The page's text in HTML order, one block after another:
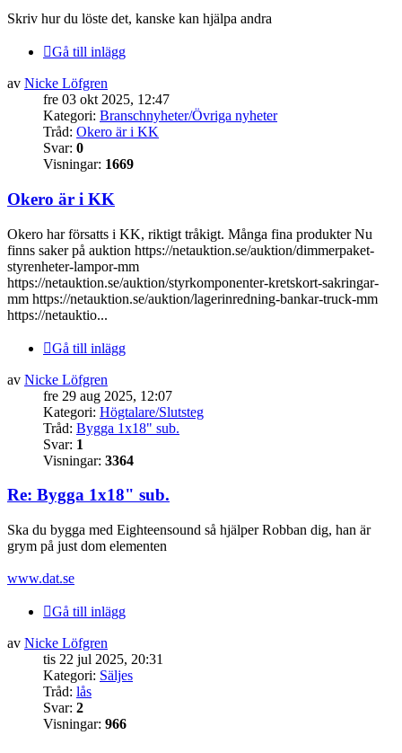
Skriv hur du löste det, kanske kan hjälpa andra
Gå till inlägg
av Nicke Löfgren
fre 03 okt 2025, 12:47
Kategori: Branschnyheter/Övriga nyheter
Tråd: Okero är i KK
Svar: 0
Visningar: 1669
Okero är i KK
Okero har försatts i KK, riktigt tråkigt. Många fina produkter Nu
finns saker på auktion https://netauktion.se/auktion/dimmerpaket-
styrenheter-lampor-mm
https://netauktion.se/auktion/styrkomponenter-kretskort-sakringar-
mm https://netauktion.se/auktion/lagerinredning-bankar-truck-mm
https://netauktio...
Gå till inlägg
av Nicke Löfgren
fre 29 aug 2025, 12:07
Kategori: Högtalare/Slutsteg
Tråd: Bygga 1x18" sub.
Svar: 1
Visningar: 3364
Re: Bygga 1x18" sub.
Ska du bygga med Eighteensound så hjälper Robban dig, han är
grym på just dom elementen
www.dat.se
Gå till inlägg
av Nicke Löfgren
tis 22 jul 2025, 20:31
Kategori: Säljes
Tråd: lås
Svar: 2
Visningar: 966